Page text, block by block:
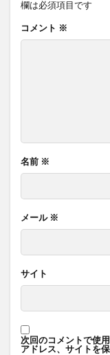
欄は必須項目です
コメント ※
名前 ※
メール ※
サイト
次回のコメントで使
アドレス、サイトを